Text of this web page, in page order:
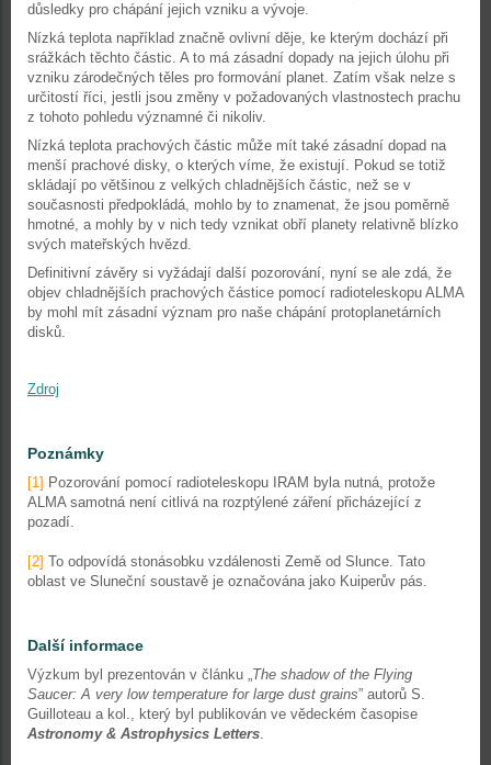
důsledky pro chápání jejich vzniku a vývoje.
Nízká teplota například značně ovlivní děje, ke kterým dochází při
srážkách těchto částic. A to má zásadní dopady na jejich úlohu při
vzniku zárodečných těles pro formování planet. Zatím však nelze s
určitostí říci, jestli jsou změny v požadovaných vlastnostech prachu
z tohoto pohledu významné či nikoliv.
Nízká teplota prachových částic může mít také zásadní dopad na
menší prachové disky, o kterých víme, že existují. Pokud se totiž
skládají po většinou z velkých chladnějších částic, než se v
současnosti předpokládá, mohlo by to znamenat, že jsou poměrně
hmotné, a mohly by v nich tedy vznikat obří planety relativně blízko
svých mateřských hvězd.
Definitivní závěry si vyžádají další pozorování, nyní se ale zdá, že
objev chladnějších prachových částice pomocí radioteleskopu ALMA
by mohl mít zásadní význam pro naše chápání protoplanetárních
disků.
Zdroj
Poznámky
[1] Pozorování pomocí radioteleskopu IRAM byla nutná, protože
ALMA samotná není citlivá na rozptýlené záření přicházející z
pozadí.
[2] To odpovídá stonásobku vzdálenosti Země od Slunce. Tato
oblast ve Sluneční soustavě je označována jako Kuiperův pás.
Další informace
Výzkum byl prezentován v článku „The shadow of the Flying
Saucer: A very low temperature for large dust grains” autorů S.
Guilloteau a kol., který byl publikován ve vědeckém časopise
Astronomy & Astrophysics Letters.